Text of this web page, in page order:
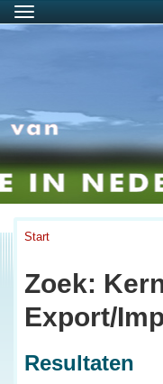
Menu
Start
Zoek:
Export/
Resultaten